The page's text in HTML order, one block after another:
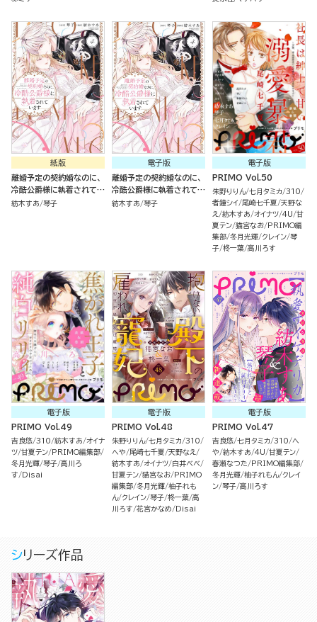
紙版
離婚予定の契約婚なのに、
冷酷公爵様に執着されてい
ます（４）
紡木すあ 琴子
電子版
離婚予定の契約婚なのに、
冷酷公爵様に執着されてい
ます （4）
紡木すあ 琴子
電子版
PRIMO Vol.50
朱野りりん 七月タミカ 310
者鐘シイ 尾崎七千夏 天野な
え
紡木すあ オイナツ 4U 甘
夏テン 猫宮なお
PRIMO編
集部 冬月光輝 クレイン 琴
子 柊一葉 高川ろす
電子版
PRIMO Vol.49
吉良悠 310 紡木すあ オイナ
ツ 甘夏テン
PRIMO編集部
冬月光輝 琴子 高川ろ
す
Disai
電子版
PRIMO Vol.48
朱野りりん 七月タミカ 310
へや 尾崎七千夏 天野なえ
紡木すあ オイナツ 白井べべ
甘夏テン 猫宮なお
PRIMO
編集部 冬月光輝 柚子れも
ん クレイン 琴子 柊一葉 高
川ろす 花宮かなめ Disai
電子版
PRIMO Vol.47
吉良悠 七月タミカ 310 へ
や 紡木すあ 4U 甘夏テン
春瀬なつた
PRIMO編集部
冬月光輝 柚子れもん クレイ
ン 琴子 高川ろす
シリーズ作品